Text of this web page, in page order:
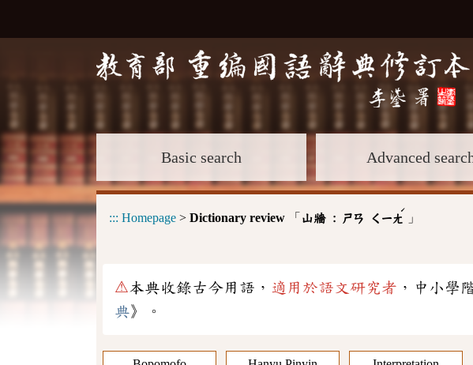
Basic search Advanced
::: Homepage > Dictionary review 「 山牆 : ㄕㄢ ㄑㄧㄤ
ˊ
」
⚠本典收錄古今用語， 適用於語文研究者 ，中小學
典》。